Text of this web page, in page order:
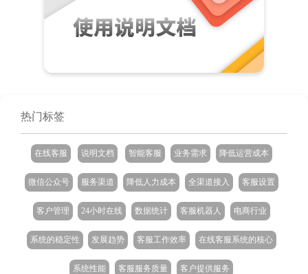
热门标签
在线客服 说明文档 智能客服 业务需求 降低运营成本
微信公众号 服务渠道 降低人力成本 全渠道接入 客服设置
客户管理 24小时在线 数据统计 客服机器人 电商行业
系统的稳定性 发展趋势 客服工作效率 在线客服系统的核心
系统性能 客服服务质量 客户提供服务